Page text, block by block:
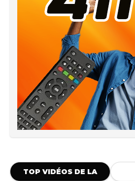
TOP VIDÉOS DE LA